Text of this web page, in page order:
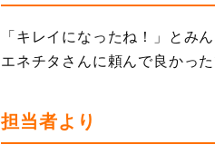
「キレイになったね！」とみ
エネチタさんに頼んで良かった
担当者より